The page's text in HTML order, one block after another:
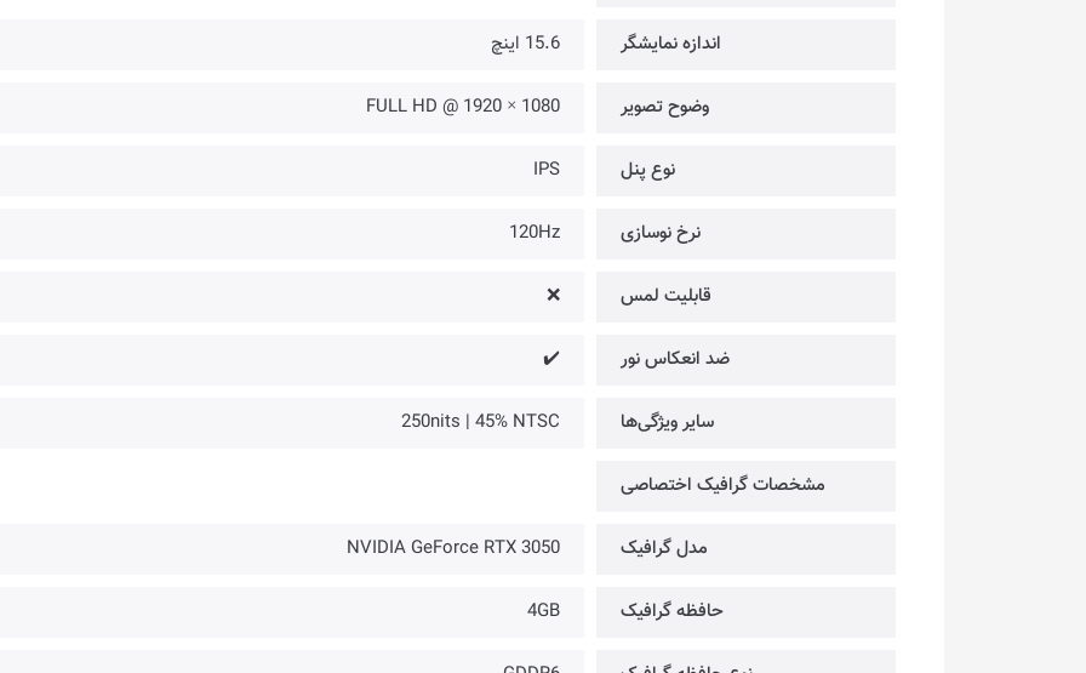
اندازه نمایشگر 15.6 اینچ
وضوح تصویر 1080 × 1920 @ FULL HD
نوع پنل IPS
نرخ نوسازی 120Hz
قابلیت لمس ❌
ضد انعکاس نور ✔️
سایر ویژگی‌ها 250nits | 45% NTSC
مشخصات گرافیک اختصاصی
مدل گرافیک NVIDIA GeForce RTX 3050
حافظه گرافیک 4GB